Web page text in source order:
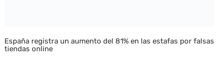
España registra un aumento del 81% en las estafas por falsas
tiendas online